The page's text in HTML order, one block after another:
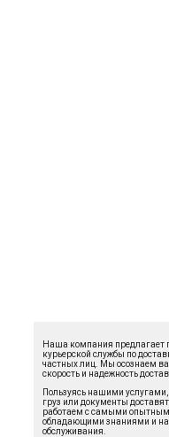
Наша компания предлагает
курьерской службы по
частных лиц. Мы осознаем
скорость и надежность
Пользуясь нашими
груз или документы
работаем с самыми
обладающими знаниями и
обслуживания.